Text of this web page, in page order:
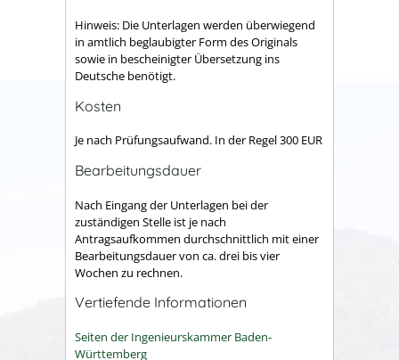
Hinweis: Die Unterlagen werden überwiegend
in amtlich beglaubigter Form des Originals
sowie in bescheinigter Übersetzung ins
Deutsche benötigt.
Kosten
Je nach Prüfungsaufwand. In der Regel 300 EUR
Bearbeitungsdauer
Nach Eingang der Unterlagen bei der
zuständigen Stelle ist je nach
Antragsaufkommen durchschnittlich mit einer
Bearbeitungsdauer von ca. drei bis vier
Wochen zu rechnen.
Vertiefende Informationen
Seiten der Ingenieurskammer Baden-
Württemberg